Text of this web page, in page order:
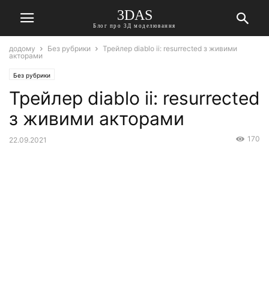
3DAS
Блог про 3Д моделювання
додому Без рубрики
Трейлер diablo ii: resurrected з живими
акторами
Без рубрики
Трейлер diablo ii: resurrected
з живими акторами
22.09.2021 170